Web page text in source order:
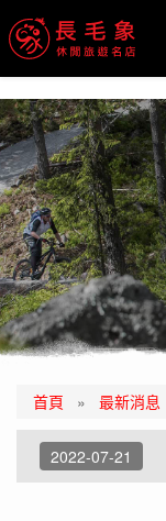
首頁 » 最新消息
2022-07-21